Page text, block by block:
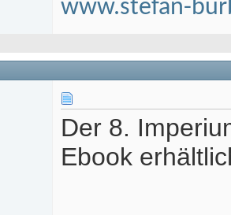
www.stefan-
Der 8.
Ebook